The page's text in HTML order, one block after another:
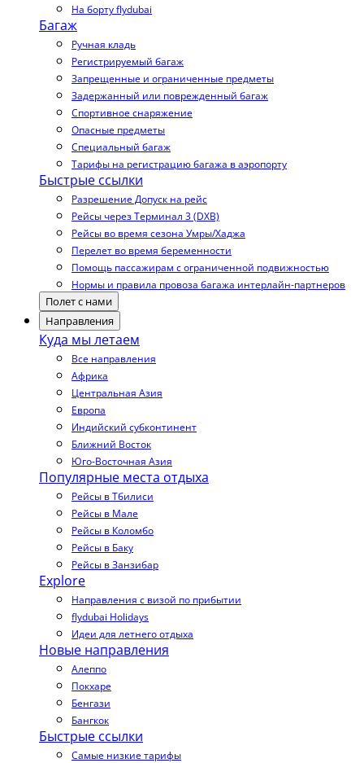
На борту flydubai
Багаж
Ручная кладь
Регистрируемый багаж
Запрещенные и ограниченные предметы
Задержанный или поврежденный багаж
Спортивное снаряжение
Опасные предметы
Специальный багаж
Тарифы на регистрацию багажа в аэропорту
Быстрые ссылки
Разрешение Допуск на рейс
Рейсы через Терминал 3 (DXB)
Рейсы во время сезона Умры/Хаджа
Перелет во время беременности
Помощь пассажирам с ограниченной подвижностью
Нормы и правила провоза багажа интерлайн-партнеров
Полет с нами
Направления
Куда мы летаем
Все направления
Африка
Центральная Азия
Европа
Индийский субконтинент
Ближний Восток
Юго-Восточная Азия
Популярные места отдыха
Рейсы в Тбилиси
Рейсы в Мале
Рейсы в Коломбо
Рейсы в Баку
Рейсы в Занзибар
Explore
Направления с визой по прибытии
flydubai Holidays
Идеи для летнего отдыха
Новые направления
Алеппо
Покхаре
Бенгази
Бангкок
Быстрые ссылки
Самые низкие тарифы